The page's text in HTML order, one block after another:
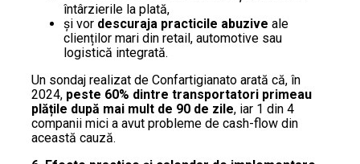
întârzierile la plată,
și vor descuraja practicile abuzive ale
clienților mari din retail, automotive sau
logistică integrată.
Un sondaj realizat de Confartigianato arată că, în
2024, peste 60% dintre transportatori primeau
plățile după mai mult de 90 de zile, iar 1 din 4
companii mici a avut probleme de cash-flow din
această cauză.